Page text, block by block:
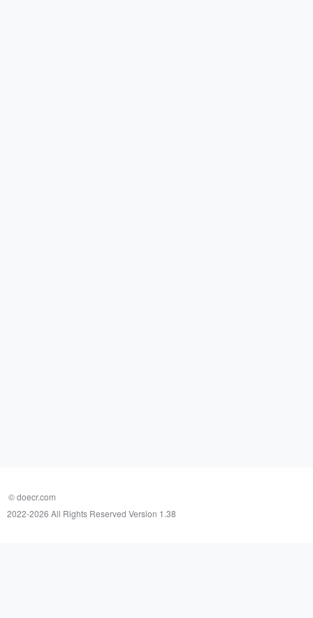
© doecr.com
2022-2026 All Rights Reserved Version 1.38